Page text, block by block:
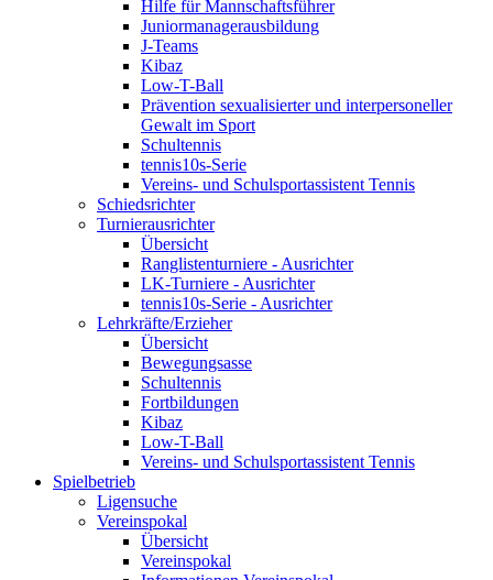
Hilfe für Mannschaftsführer
Juniormanagerausbildung
J-Teams
Kibaz
Low-T-Ball
Prävention sexualisierter und interpersoneller
Gewalt im Sport
Schultennis
tennis10s-Serie
Vereins- und Schulsportassistent Tennis
Schiedsrichter
Turnierausrichter
Übersicht
Ranglistenturniere - Ausrichter
LK-Turniere - Ausrichter
tennis10s-Serie - Ausrichter
Lehrkräfte/Erzieher
Übersicht
Bewegungsasse
Schultennis
Fortbildungen
Kibaz
Low-T-Ball
Vereins- und Schulsportassistent Tennis
Spielbetrieb
Ligensuche
Vereinspokal
Übersicht
Vereinspokal